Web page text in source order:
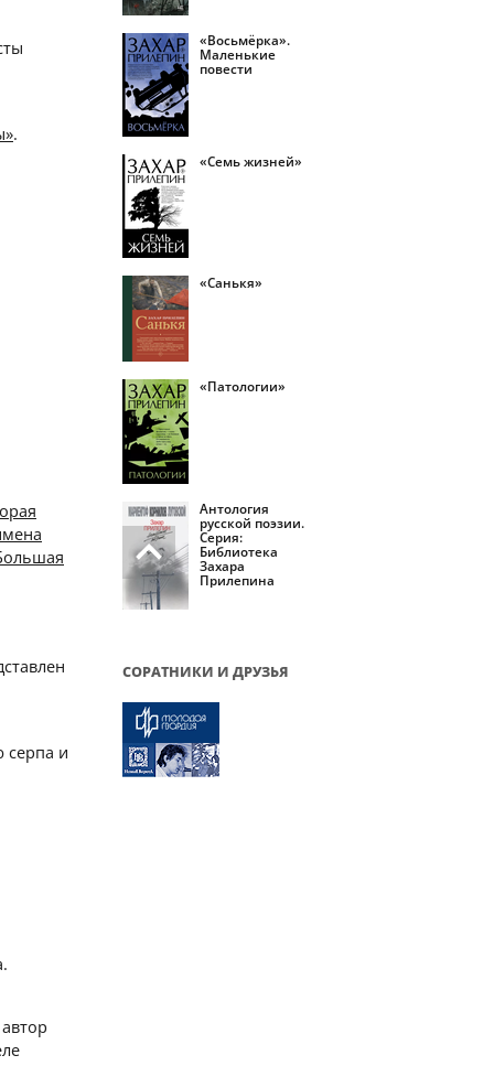
.
и
«Восьмёрка».
Маленькие
повести
«Семь жизней»
«Санькя»
«Патологии»
Антология
русской поэзии.
Серия:
Библиотека
Захара
Прилепина
СОРАТНИКИ И ДРУЗЬЯ